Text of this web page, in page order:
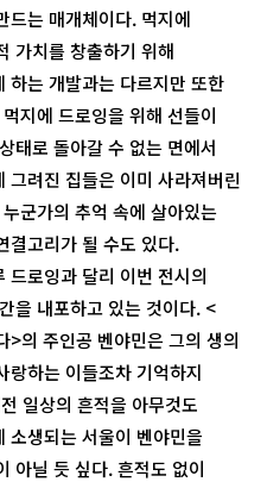
드는 매개체이다. 먹지에
가치를 창출하기 위해
하는 개발과는 다르지만 또한
지에 드로잉을 위해 선들이
태로 돌아갈 수 없는 면에서
그려진 집들은 이미 사라져버린
군가의 추억 속에 살아있는
결고리가 될 수도 있다.
드로잉과 달리 이번 전시의
을 내포하고 있는 것이다. <
>의 주인공 벤야민은 그의 생의
랑하는 이들조차 기억하지
일상의 흔적을 아무것도
소생되는 서울이 벤야민을
아닐 듯 싶다. 흔적도 없이